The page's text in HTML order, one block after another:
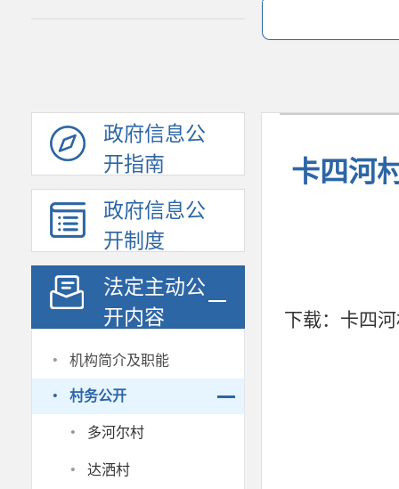
政府信息公
开指南
政府信息公
开制度
法定主动公
开内容
· 机构简介及职能
· 村务公开
· 多河尔村
· 达洒村
卡四河
下载： 卡四